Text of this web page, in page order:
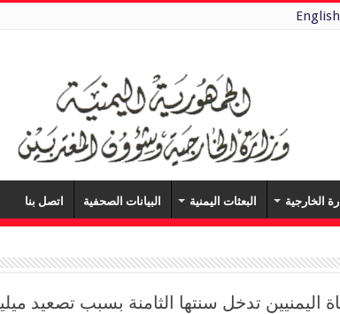
English
الخارجية البعثات اليمنية البيانات الصحفية اتصل بنا
اليمنيين تدخل سنتها الثامنة بسبب تصعيد